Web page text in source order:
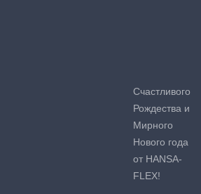
Счастливого
Рождества и
Мирного
Нового года
от HANSA-
FLEX!